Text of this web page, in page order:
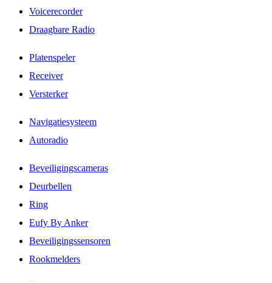
Voicerecorder
Draagbare Radio
Platenspeler
Receiver
Versterker
Navigatiesysteem
Autoradio
Beveiligingscameras
Deurbellen
Ring
Eufy By Anker
Beveiligingssensoren
Rookmelders